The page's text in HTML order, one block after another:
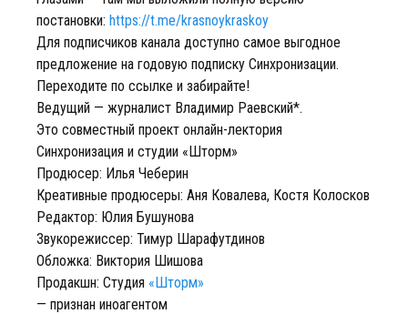
постановки: https://t.me/krasnoykraskoy
Для подписчиков канала доступно самое выгодное
предложение на годовую подписку Синхронизации.
Переходите по ссылке и забирайте!
Ведущий — журналист Владимир Раевский*.
Это совместный проект онлайн-лектория
Синхронизация и студии «Шторм»
Продюсер: Илья Чеберин
Креативные продюсеры: Аня Ковалева, Костя Колосков
Редактор: Юлия Бушунова
Звукорежиссер: Тимур Шарафутдинов
Обложка: Виктория Шишова
Продакшн: Студия «Шторм»
— признан иноагентом